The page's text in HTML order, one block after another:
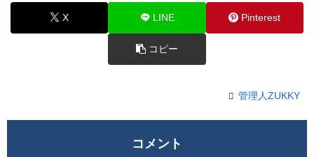
X LINE Pinterest
コピー
管理人ZUKKY
コメント